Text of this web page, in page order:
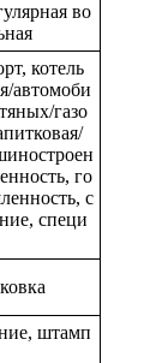
во
котель
автомоби
газо
го
с
специ
штамп